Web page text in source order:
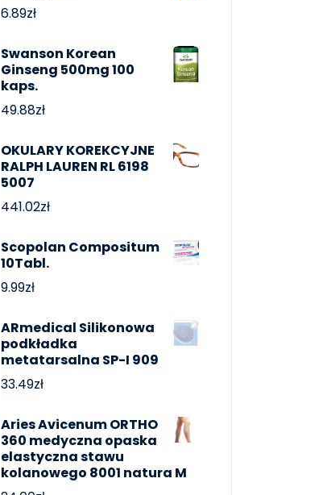
6.89zł
Swanson Korean
Ginseng 500mg 100
kaps.
49.88zł
OKULARY KOREKCYJNE
RALPH LAUREN RL 6198
5007
441.02zł
Scopolan Compositum
10Tabl.
9.99zł
ARmedical Silikonowa
podkładka
metatarsalna SP-I 909
33.49zł
Aries Avicenum ORTHO
360 medyczna opaska
elastyczna stawu
kolanowego 8001 natura M